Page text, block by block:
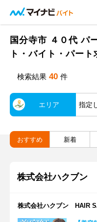
国分寺市 ４０代 パ
ト・バイト・パート
検索結果 40 件
エリア 指定
おすすめ 新着
株式会社ハクブン
株式会社ハクブン HAIR